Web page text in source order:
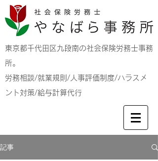
東京都千代田区九段南の社会保険労務士事務
所。
労務相談/就業規則/人事評価制度/ハラスメ
ント対策/給与計算代行
記事